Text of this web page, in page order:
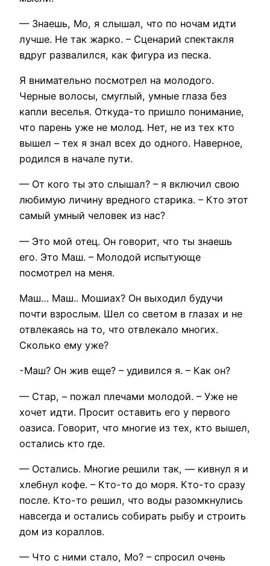
— Знаешь, Мо, я слышал, что по ночам идти
лучше. Не так жарко. – Сценарий спектакля
вдруг развалился, как фигура из песка.
Я внимательно посмотрел на молодого.
Черные волосы, смуглый, умные глаза без
капли веселья. Откуда-то пришло понимание,
что парень уже не молод. Нет, не из тех кто
вышел – тех я знал всех до одного. Наверное,
родился в начале пути.
— От кого ты это слышал? – я включил свою
любимую личину вредного старика. – Кто этот
самый умный человек из нас?
— Это мой отец. Он говорит, что ты знаешь
его. Это Маш. – Молодой испытующе
посмотрел на меня.
Маш… Маш.. Мошиах? Он выходил будучи
почти взрослым. Шел со светом в глазах и не
отвлекаясь на то, что отвлекало многих.
Сколько ему уже?
-Маш? Он жив еще? – удивился я. – Как он?
— Стар, – пожал плечами молодой. – Уже не
хочет идти. Просит оставить его у первого
оазиса. Говорит, что многие из тех, кто вышел,
остались кто где.
— Остались. Многие решили так, — кивнул я и
хлебнул кофе. – Кто-то до моря. Кто-то сразу
после. Кто-то решил, что воды разомкнулись
навсегда и остались собирать рыбу и строить
дом из кораллов.
— Что с ними стало, Мо? – спросил очень